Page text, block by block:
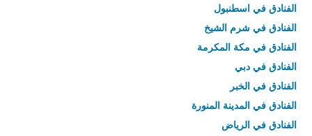
الفنادق في اسطنبول
الفنادق في شرم الشيخ
الفنادق في مكة المكرمة
الفنادق في دبي
الفنادق في الخبر
الفنادق في المدينة المنورة
الفنادق في الرياض